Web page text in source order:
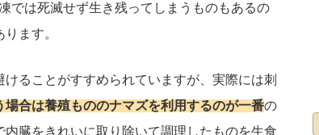
では死滅せず生き残ってしまうものもあるの
ます。
ることがすすめられていますが、実際には刺
場合は養殖もののナマズを利用するのが一番の
臓をきれいに取り除いて調理したものを生食